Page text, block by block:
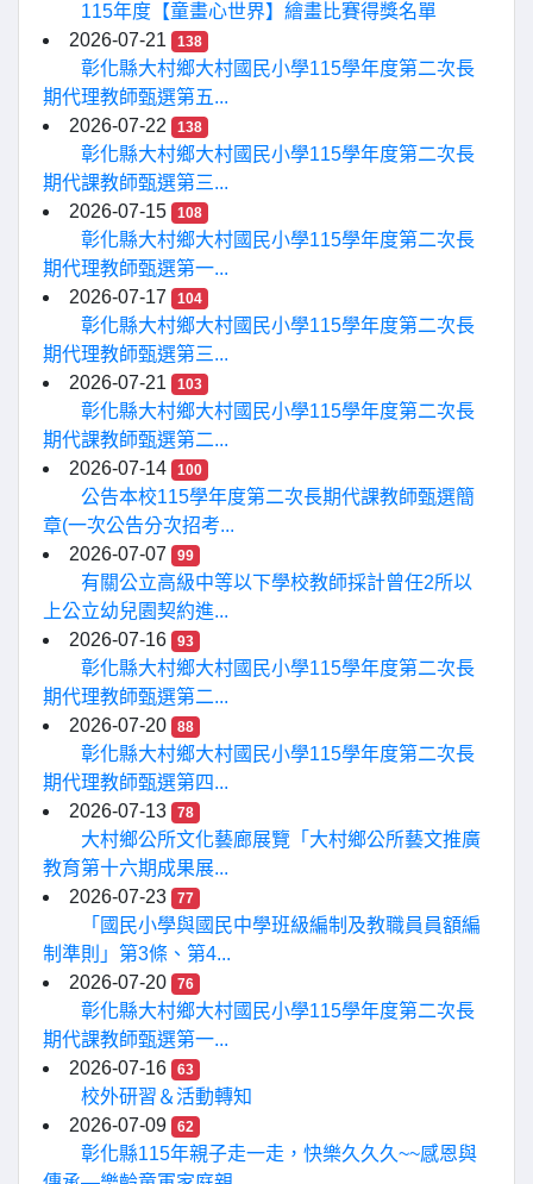
115年度【童畫心世界】繪畫比賽得獎名單
2026-07-21
138
彰化縣大村鄉大村國民小學115學年度第二次長
期代理教師甄選第五...
2026-07-22
138
彰化縣大村鄉大村國民小學115學年度第二次長
期代課教師甄選第三...
2026-07-15
108
彰化縣大村鄉大村國民小學115學年度第二次長
期代理教師甄選第一...
2026-07-17
104
彰化縣大村鄉大村國民小學115學年度第二次長
期代理教師甄選第三...
2026-07-21
103
彰化縣大村鄉大村國民小學115學年度第二次長
期代課教師甄選第二...
2026-07-14
100
公告本校115學年度第二次長期代課教師甄選簡
章(一次公告分次招考...
2026-07-07
99
有關公立高級中等以下學校教師採計曾任2所以
上公立幼兒園契約進...
2026-07-16
93
彰化縣大村鄉大村國民小學115學年度第二次長
期代理教師甄選第二...
2026-07-20
88
彰化縣大村鄉大村國民小學115學年度第二次長
期代理教師甄選第四...
2026-07-13
78
大村鄉公所文化藝廊展覽「大村鄉公所藝文推廣
教育第十六期成果展...
2026-07-23
77
「國民小學與國民中學班級編制及教職員員額編
制準則」第3條、第4...
2026-07-20
76
彰化縣大村鄉大村國民小學115學年度第二次長
期代課教師甄選第一...
2026-07-16
63
校外研習＆活動轉知
2026-07-09
62
彰化縣115年親子走一走，快樂久久久~~感恩與